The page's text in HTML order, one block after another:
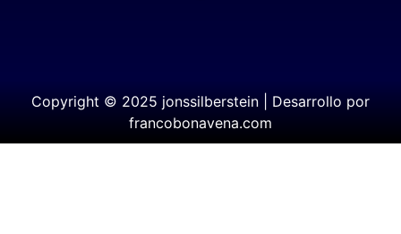
Copyright © 2025 jonssilberstein | Desarrollo por
francobonavena.com